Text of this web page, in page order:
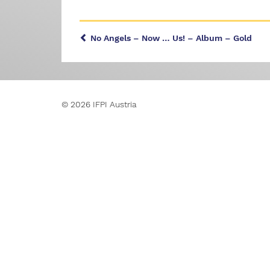
No Angels – Now … Us! – Album – Gold
© 2026 IFPI Austria